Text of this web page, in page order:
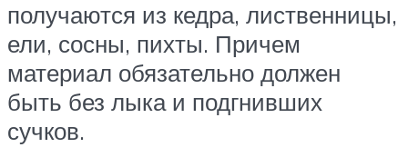
получаются из кедра, лиственницы,
ели, сосны, пихты. Причем
материал обязательно должен
быть без лыка и подгнивших
сучков.